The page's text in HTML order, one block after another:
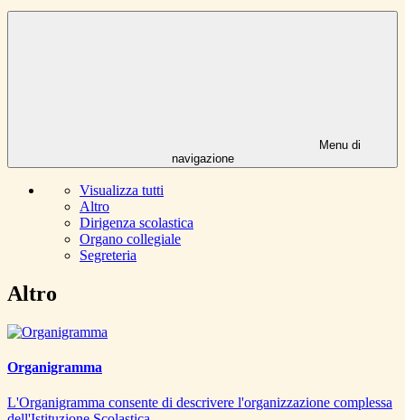
Menu di
navigazione
Visualizza tutti
Altro
Dirigenza scolastica
Organo collegiale
Segreteria
Altro
Organigramma
L'Organigramma consente di descrivere l'organizzazione complessa